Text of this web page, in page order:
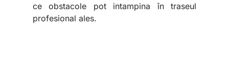
ce obstacole pot intampina în traseul
profesional ales.